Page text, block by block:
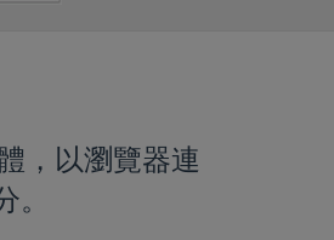
，以瀏覽器連